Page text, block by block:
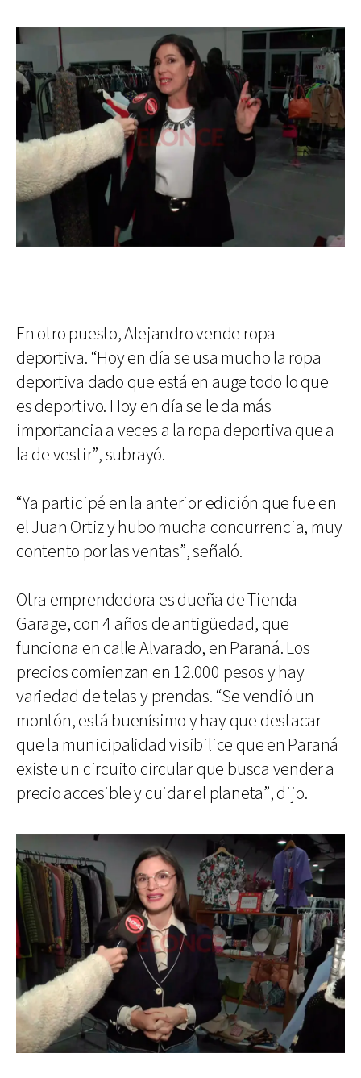
En otro puesto, Alejandro vende ropa
deportiva. “Hoy en día se usa mucho la ropa
deportiva dado que está en auge todo lo que
es deportivo. Hoy en día se le da más
importancia a veces a la ropa deportiva que a
la de vestir”, subrayó.
“Ya participé en la anterior edición que fue en
el Juan Ortiz y hubo mucha concurrencia, muy
contento por las ventas”, señaló.
Otra emprendedora es dueña de Tienda
Garage, con 4 años de antigüedad, que
funciona en calle Alvarado, en Paraná. Los
precios comienzan en 12.000 pesos y hay
variedad de telas y prendas. “Se vendió un
montón, está buenísimo y hay que destacar
que la municipalidad visibilice que en Paraná
existe un circuito circular que busca vender a
precio accesible y cuidar el planeta”, dijo.